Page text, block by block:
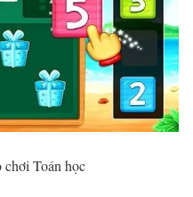
chơi Toán học